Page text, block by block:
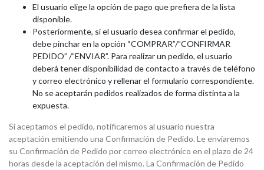
El usuario elige la opción de pago que prefiera de la lista
disponible.
Posteriormente, si el usuario desea confirmar el pedido,
debe pinchar en la opción “COMPRAR”/”CONFIRMAR
PEDIDO” /”ENVIAR”. Para realizar un pedido, el usuario
deberá tener disponibilidad de contacto a través de teléfono
y correo electrónico y rellenar el formulario correspondiente.
No se aceptarán pedidos realizados de forma distinta a la
expuesta.
Si aceptamos el pedido, notificaremos al usuario nuestra
aceptación emitiendo una Confirmación de Pedido. Le enviaremos
su Confirmación de Pedido por correo electrónico en el plazo de 24
horas desde la aceptación del mismo. La Confirmación de Pedido